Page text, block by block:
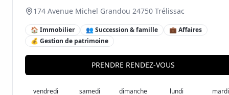
174 Avenue Michel Grandou 24750 Trélissac
🏠 Immobilier 👥 Succession & famille
💼 Affaires
💰 Gestion de patrimoine
PRENDRE RENDEZ-VOUS
vendredi
samedi
dimanche
lundi
mardi